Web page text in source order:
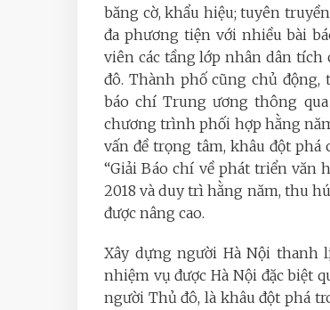
băng cờ, khẩu hiệu; tuyên
đa phương tiện với nhiều bài
viên các tầng lớp nhân dân tích
đô. Thành phố cũng chủ động,
báo chí Trung ương thông
chương trình phối hợp hằng
vấn đề trọng tâm, khâu đột
“Giải Báo chí về phát triển văn
2018 và duy trì hằng năm, thu
được nâng cao.
Xây dựng người Hà Nội thanh
nhiệm vụ được Hà Nội đặc biệt
người Thủ đô, là khâu đột phá